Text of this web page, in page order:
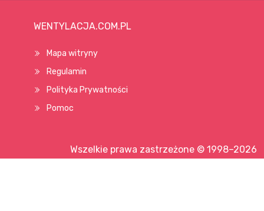
WENTYLACJA.COM.PL
Mapa witryny
Regulamin
Polityka Prywatności
Pomoc
Wszelkie prawa zastrzeżone © 1998–2026